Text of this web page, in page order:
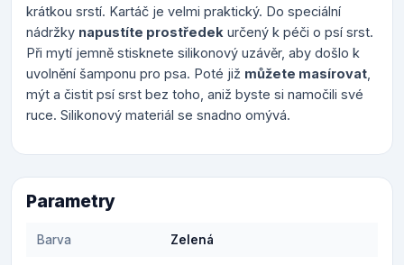
krátkou srstí. Kartáč je velmi praktický. Do speciální
nádržky napustíte prostředek určený k péči o psí srst.
Při mytí jemně stisknete silikonový uzávěr, aby došlo k
uvolnění šamponu pro psa. Poté již můžete masírovat
mýt a čistit psí srst bez toho, aniž byste si namočili své
ruce. Silikonový materiál se snadno omývá.
Parametry
Barva Zelená